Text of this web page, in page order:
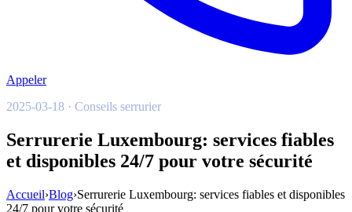
Appeler
2025-03-18 · Conseils serrurier
Serrurerie Luxembourg: services fiables
et disponibles 24/7 pour votre sécurité
Accueil›Blog›Serrurerie Luxembourg: services fiables et disponibles
24/7 pour votre sécurité